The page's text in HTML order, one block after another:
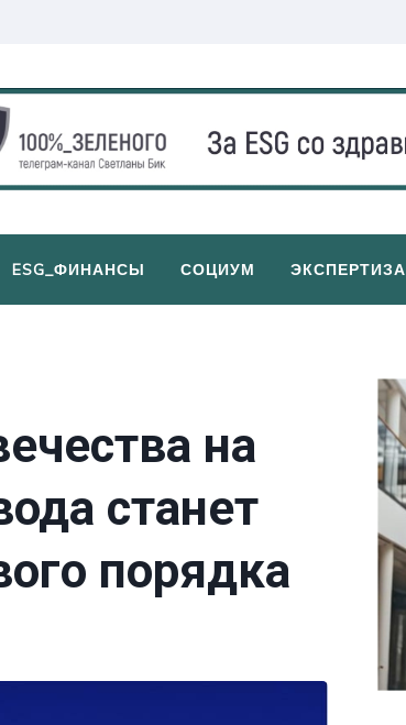
ESG_ФИНАНСЫ СОЦИУМ ЭКСПЕРТИЗА
на
станет
порядка